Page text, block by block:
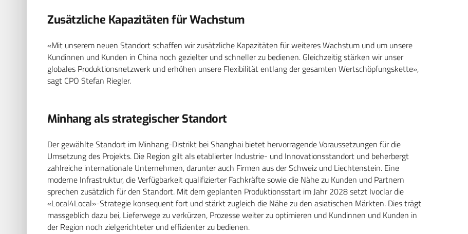
Zusätzliche Kapazitäten für Wachstum
«Mit unserem neuen Standort schaffen wir zusätzliche Kapazitäten für weiteres Wachstum und um unsere
Kundinnen und Kunden in China noch gezielter und schneller zu bedienen. Gleichzeitig stärken wir unser
globales Produktionsnetzwerk und erhöhen unsere Flexibilität entlang der gesamten Wertschöpfungskette»,
sagt CPO Stefan Riegler.
Minhang als strategischer Standort
Der gewählte Standort im Minhang-Distrikt bei Shanghai bietet hervorragende Voraussetzungen für die
Umsetzung des Projekts. Die Region gilt als etablierter Industrie- und Innovationsstandort und beherbergt
zahlreiche internationale Unternehmen, darunter auch Firmen aus der Schweiz und Liechtenstein. Eine
moderne Infrastruktur, die Verfügbarkeit qualifizierter Fachkräfte sowie die Nähe zu Kunden und Partnern
sprechen zusätzlich für den Standort. Mit dem geplanten Produktionsstart im Jahr 2028 setzt Ivoclar die
«Local4Local»-Strategie konsequent fort und stärkt zugleich die Nähe zu den asiatischen Märkten. Dies trägt
massgeblich dazu bei, Lieferwege zu verkürzen, Prozesse weiter zu optimieren und Kundinnen und Kunden in
der Region noch zielgerichteter und effizienter zu bedienen.